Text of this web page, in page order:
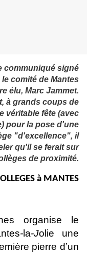
communiqué signé
comité de Mantes
élu, Marc Jammet.
à grands coups de
véritable fête (avec
pour la pose d'une
"d'excellence", il
qu'il se ferait sur
de proximité.
à MANTES
organise le
-la-Jolie une
pierre d’un